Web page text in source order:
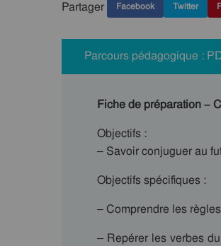
Partager Facebook Twitter
Parcours pédagogique :
Fiche de préparation –
Objectifs :
– Savoir conjuguer au
Objectifs spécifiques :
– Comprendre les
– Repérer les verbes